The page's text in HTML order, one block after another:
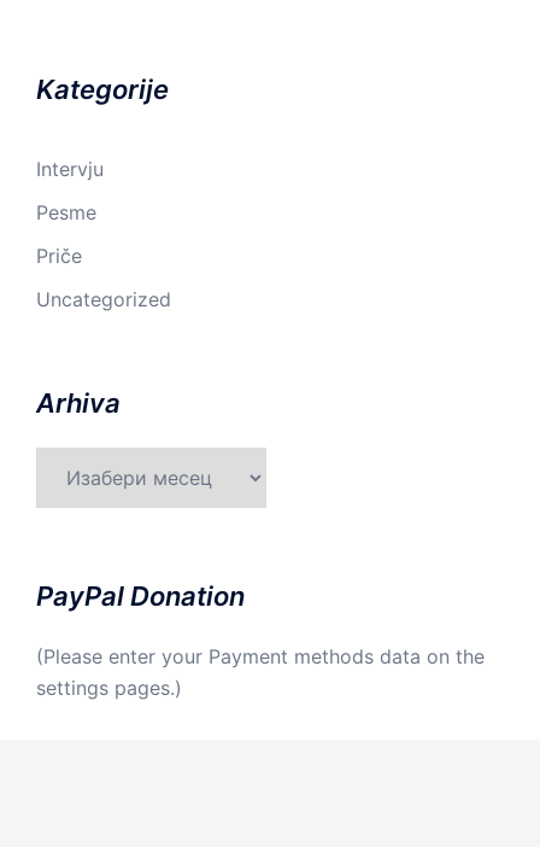
Kategorije
Intervju
Pesme
Priče
Uncategorized
Arhiva
PayPal Donation
(Please enter your Payment methods data on the
settings pages.)